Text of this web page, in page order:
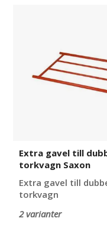
dubbelsidig
torkvagn
Saxon
Extra gavel till
torkvagn Saxon
Extra gavel till
torkvagn
2 varianter